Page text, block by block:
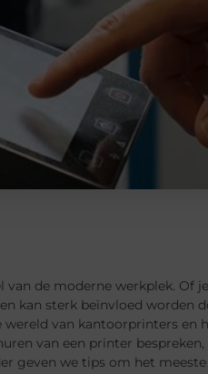
van de moderne werkplek.
kan sterk beïnvloed worden
van kantoorprinters en
van een printer
geven we tips om het